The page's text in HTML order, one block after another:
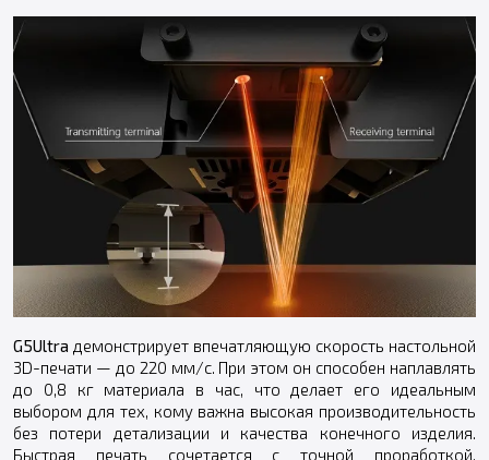
G5Ultra демонстрирует впечатляющую скорость настольной
3D-печати — до 220 мм/с. При этом он способен наплавлять
до 0,8 кг материала в час, что делает его идеальным
выбором для тех, кому важна высокая производительность
без потери детализации и качества конечного изделия.
Быстрая печать сочетается с точной проработкой,